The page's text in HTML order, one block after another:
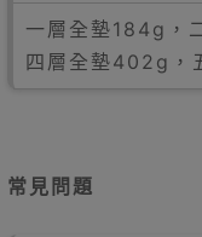
一層全墊184g，
四層全墊402g，
常見問題